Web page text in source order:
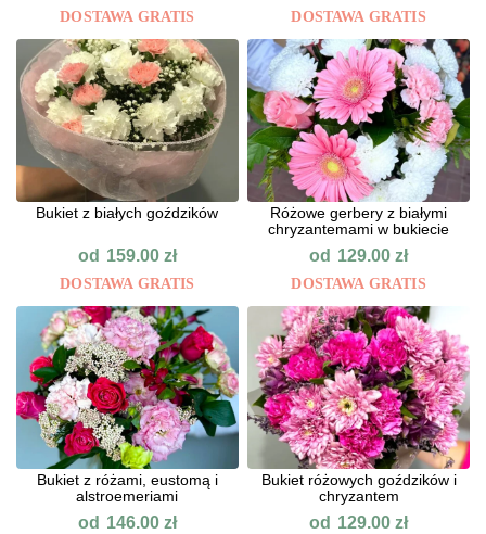
DOSTAWA GRATIS DOSTAWA GRATIS
Bukiet z białych goździków
od 159.00 zł
DOSTAWA GRATIS
Różowe gerbery z białymi
chryzantemami w bukiecie
od 129.00zł
DOSTAWA GRATIS
Bukiet z różami, eustomą i
alstroemeriami
od 146.00 zł
Bukiet różowych goździków i
chryzantem
od 129.00zł